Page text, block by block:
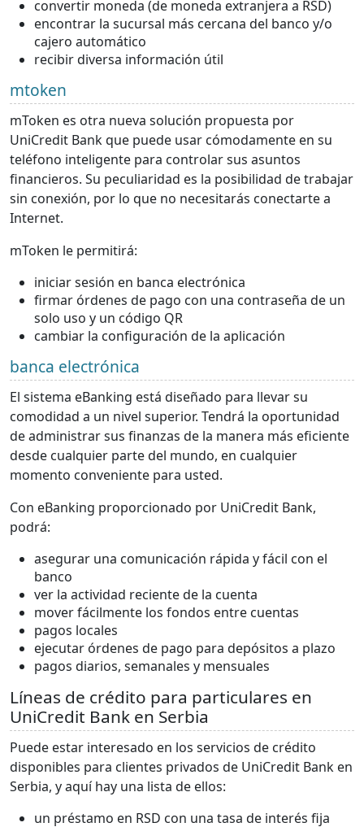
convertir moneda (de moneda extranjera a RSD)
encontrar la sucursal más cercana del banco y/o
cajero automático
recibir diversa información útil
mtoken
mToken es otra nueva solución propuesta por
UniCredit Bank que puede usar cómodamente en su
teléfono inteligente para controlar sus asuntos
financieros. Su peculiaridad es la posibilidad de trabajar
sin conexión, por lo que no necesitarás conectarte a
Internet.
mToken le permitirá:
iniciar sesión en banca electrónica
firmar órdenes de pago con una contraseña de un
solo uso y un código QR
cambiar la configuración de la aplicación
banca electrónica
El sistema eBanking está diseñado para llevar su
comodidad a un nivel superior. Tendrá la oportunidad
de administrar sus finanzas de la manera más eficiente
desde cualquier parte del mundo, en cualquier
momento conveniente para usted.
Con eBanking proporcionado por UniCredit Bank,
podrá:
asegurar una comunicación rápida y fácil con el
banco
ver la actividad reciente de la cuenta
mover fácilmente los fondos entre cuentas
pagos locales
ejecutar órdenes de pago para depósitos a plazo
pagos diarios, semanales y mensuales
Líneas de crédito para particulares en
UniCredit Bank en Serbia
Puede estar interesado en los servicios de crédito
disponibles para clientes privados de UniCredit Bank en
Serbia, y aquí hay una lista de ellos:
un préstamo en RSD con una tasa de interés fija